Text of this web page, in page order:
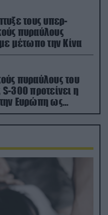
τους υπερ-
πυραύλους
μέτωπο την Κίνα
πυραύλους του
300 προτείνει η
Ευρώπη ως
σύστημα